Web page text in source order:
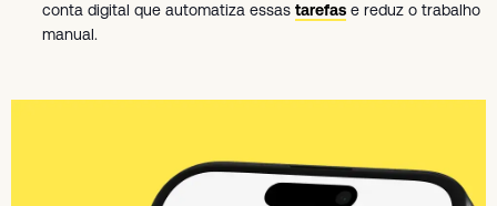
conta digital que automatiza essas tarefas e reduz o trabalho
manual.